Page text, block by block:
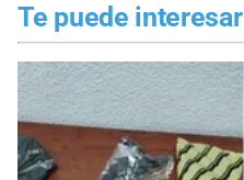
Te puede interesar